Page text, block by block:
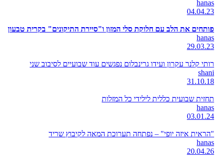
hanas
04.04.23
פותחים את הלב עם חלוקת סלי המזון ו"סיירת התיקונים" בקרית טבעון
hanas
29.03.23
רותי קלנר עקרון ועידו גרינבלום נפגשים עוד שבועיים לסיבוב שני
shani
31.10.18
תחזית שבועית כללית לילידי כל המזלות
hanas
03.01.24
"הראית איזה יופי" – נפתחה תערוכת המאה לקיבוץ שריד
hanas
20.04.26